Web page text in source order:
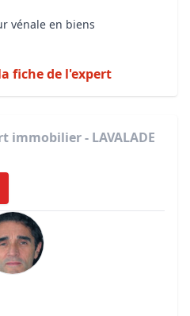
vénale en biens
fiche de l'expert
immobilier - LAVALADE